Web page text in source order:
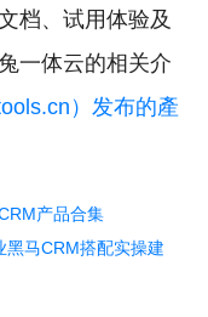
档、试用体验及
一体云的相关介
）发布的產
产品合集
黑马CRM搭配实操建